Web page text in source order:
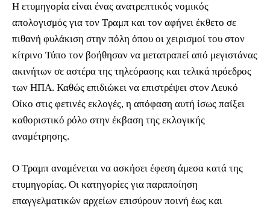
Η ετυμηγορία είναι ένας ανατρεπτικός νομικός
απολογισμός για τον Τραμπ και τον αφήνει έκθετο σε
πιθανή φυλάκιση στην πόλη όπου οι χειρισμοί του στον
κίτρινο Τύπο τον βοήθησαν να μετατραπεί από μεγιστάνας
ακινήτων σε αστέρα της τηλεόρασης και τελικά πρόεδρος
των ΗΠΑ. Καθώς επιδιώκει να επιστρέψει στον Λευκό
Οίκο στις φετινές εκλογές, η απόφαση αυτή ίσως παίξει
καθοριστικό ρόλο στην έκβαση της εκλογικής
αναμέτρησης.
Ο Τραμπ αναμένεται να ασκήσει έφεση άμεσα κατά της
ετυμηγορίας. Οι κατηγορίες για παραποίηση
επαγγελματικών αρχείων επισύρουν ποινή έως και